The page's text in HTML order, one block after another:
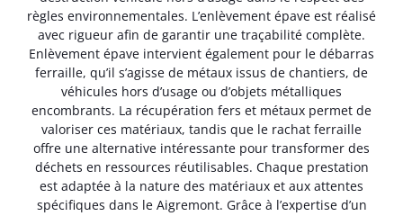
règles environnementales. L’enlèvement épave est réalisé
avec rigueur afin de garantir une traçabilité complète.
Enlèvement épave intervient également pour le débarras
ferraille, qu’il s’agisse de métaux issus de chantiers, de
véhicules hors d’usage ou d’objets métalliques
encombrants. La récupération fers et métaux permet de
valoriser ces matériaux, tandis que le rachat ferraille
offre une alternative intéressante pour transformer des
déchets en ressources réutilisables. Chaque prestation
est adaptée à la nature des matériaux et aux attentes
spécifiques dans le Aigremont. Grâce à l’expertise d’un